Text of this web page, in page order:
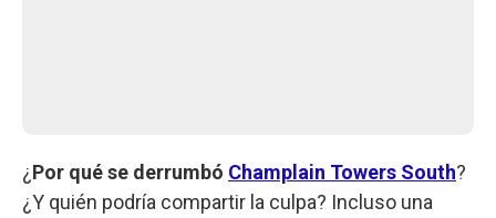
¿Por qué se derrumbó Champlain Towers South?
¿Y quién podría compartir la culpa? Incluso una